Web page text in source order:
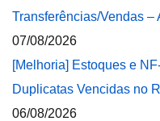
Transferências/Vendas –
07/08/2026
[Melhoria] Estoques e
Duplicatas Vencidas no
06/08/2026